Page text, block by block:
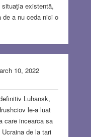
existentă,
de a nu ceda nici o
10, 2022
Luhansk,
le-a luat
care incearca sa
de la tari